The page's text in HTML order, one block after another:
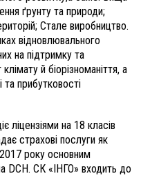
ґрунту та природи;
Стале виробництво.
відновлювального
на підтримку та
й біорізноманіття, а
прибутковості
ліцензіями на 18 класів
страхові послуги як
року основним
DCH. СК «ІНГО» входить до